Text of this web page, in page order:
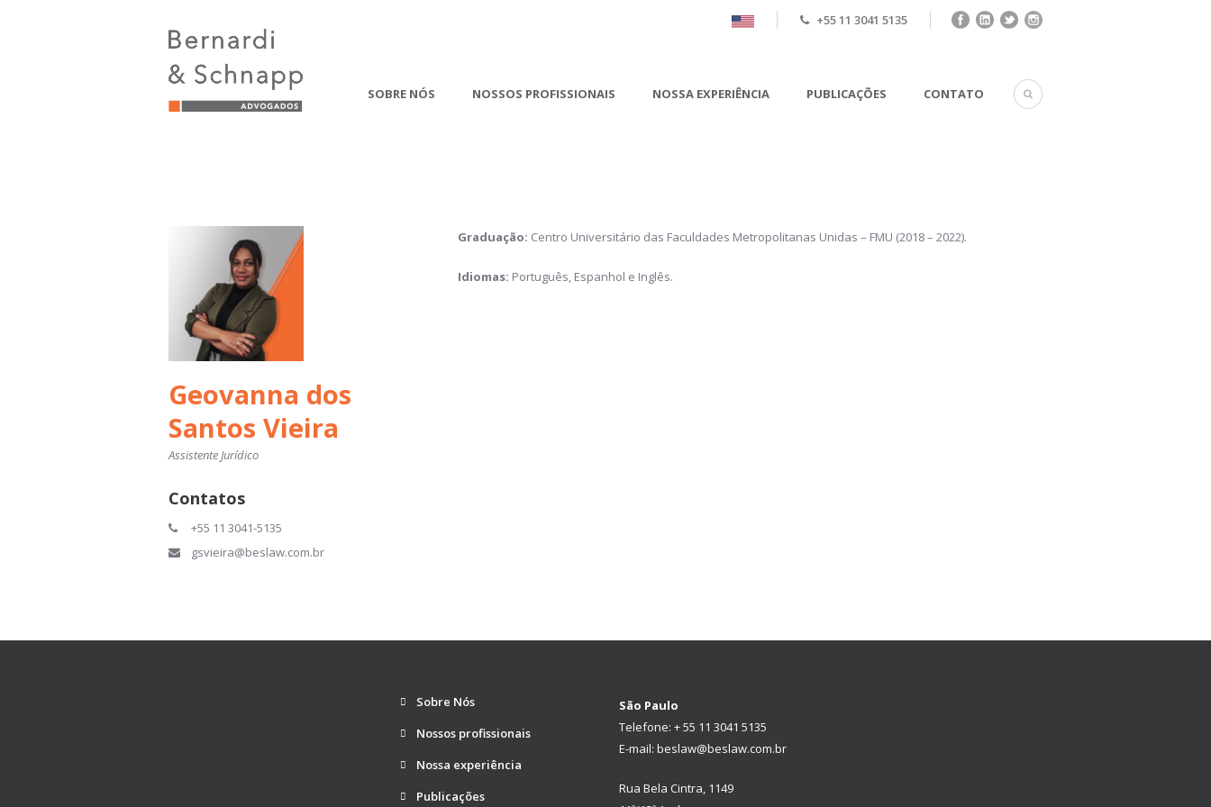
+55 11 3041 5135
SOBRE NÓS NOSSOS PROFISSIONAIS NOSSA EXPERIÊNCIA PUBLICAÇÕES CONTATO
Geovanna dos
Santos Vieira
Assistente Jurídico
Contatos
+55 11 3041-5135
gsvieira@beslaw.com.br
Graduação: Centro Universitário das Faculdades Metropolitanas Unidas – FMU (2018 – 2022).
Idiomas: Português, Espanhol e Inglês.
Sobre Nós
Nossos profissionais
Nossa experiência
Publicações
São Paulo
Telefone: + 55 11 3041 5135
E-mail: beslaw@beslaw.com.br
Rua Bela Cintra, 1149